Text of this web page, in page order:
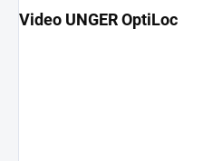
Video UNGER OptiLoc